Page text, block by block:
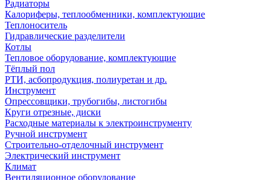
Радиаторы
Калориферы, теплообменники, комплектующие
Теплоноситель
Гидравлические разделители
Котлы
Тепловое оборудование, комплектующие
Тёплый пол
РТИ, асбопродукция, полиуретан и др.
Инструмент
Опрессовщики, трубогибы, листогибы
Круги отрезные, диски
Расходные материалы к электроинструменту
Ручной инструмент
Строительно-отделочный инструмент
Электрический инструмент
Климат
Вентиляционное оборудование